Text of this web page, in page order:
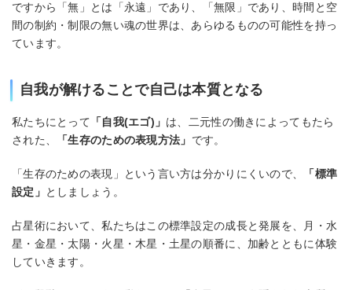
ですから「無」とは「永遠」であり、「無限」であり、時間と空
間の制約・制限の無い魂の世界は、あらゆるものの可能性を持っ
ています。
自我が解けることで自己は本質となる
私たちにとって 「自我(エゴ)」 は、二元性の働きによってもたら
された、
「生存のための表現方法」 です。
「生存のための表現」という言い方は分かりにくいので、
「標準
設定」 としましょう。
占星術において、私たちはこの標準設定の成長と発展を、月・水
星・金星・太陽・火星・木星・土星の順番に、加齢とともに体験
していきます。